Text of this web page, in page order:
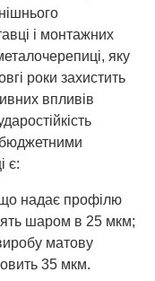
і монтажних
яку
роки захистить
впливів
є:
надає профілю
шаром в 25 мкм;
матову
35 мкм.